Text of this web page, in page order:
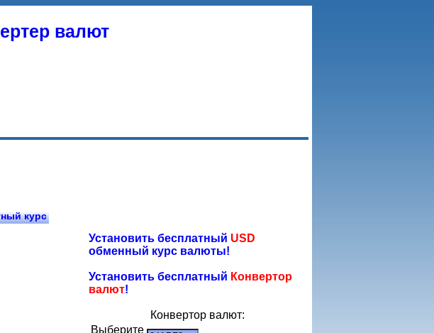
валют
курс
Установить бесплатный USD
обменный курс валюты!
Установить бесплатный Конвертор
валют!
Конвертор валют:
Выберите